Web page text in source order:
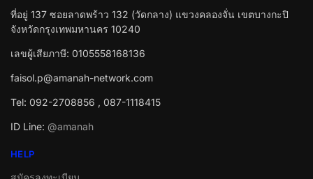
ที่อยู่ 137 ซอยลาดพร้าว 132 (วัดกลาง) แขวงคลองจั่น เขตบางกะปิ
จังหวัดกรุงเทพมหานคร 10240
เลขผู้เสียภาษี: 0105558168136
faisol.p@amanah-network.com
Tel: 092-2708856 , 087-1118415
ID Line: @amanah
HELP